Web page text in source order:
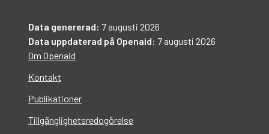
Data genererad: 7 augusti 2026
Data uppdaterad på Openaid: 7 augusti 2026
Om Openaid
Kontakt
Publikationer
Tillgänglighetsredogörelse